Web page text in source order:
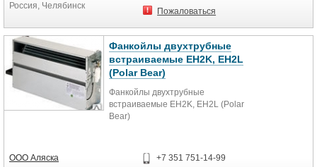
Россия, Челябинск
Пожаловаться
Фанкойлы двухтрубные
встраиваемые EH2K, EH2L
(Polar Bear)
Фанкойлы двухтрубные
встраиваемые EH2K, EH2L (Polar
Bear)
ООО Аляска
+7 351 751-14-99